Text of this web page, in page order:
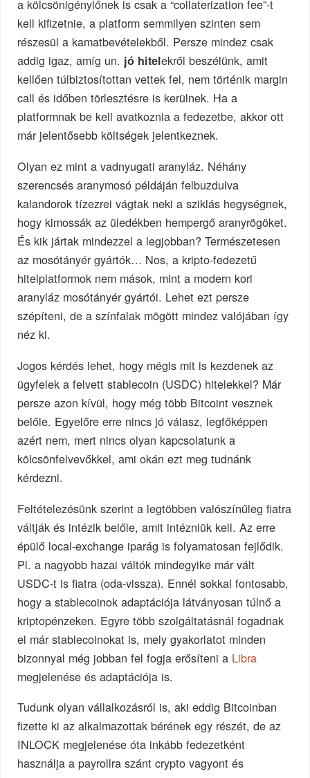
a kölcsönigénylőnek is csak a “collaterization fee”-t
kell kifizetnie, a platform semmilyen szinten sem
részesül a kamatbevételekből. Persze mindez csak
addig igaz, amíg un. jó hitelekről beszélünk, amit
kellően túlbiztosítottan vettek fel, nem történik margin
call és időben törlesztésre is kerülnek. Ha a
platformnak be kell avatkoznia a fedezetbe, akkor ott
már jelentősebb költségek jelentkeznek.
Olyan ez mint a vadnyugati aranyláz. Néhány
szerencsés aranymosó példáján felbuzdulva
kalandorok tízezrei vágtak neki a sziklás hegységnek,
hogy kimossák az üledékben hempergő aranyrögöket.
És kik jártak mindezzel a legjobban? Természetesen
az mosótányér gyártók… Nos, a kripto-fedezetű
hitelplatformok nem mások, mint a modern kori
aranyláz mosótányér gyártói. Lehet ezt persze
szépíteni, de a színfalak mögött mindez valójában így
néz ki.
Jogos kérdés lehet, hogy mégis mit is kezdenek az
ügyfelek a felvett stablecoin (USDC) hitelekkel? Már
persze azon kívül, hogy még több Bitcoint vesznek
belőle. Egyelőre erre nincs jó válasz, legfőképpen
azért nem, mert nincs olyan kapcsolatunk a
kölcsönfelvevőkkel, ami okán ezt meg tudnánk
kérdezni.
Feltételezésünk szerint a legtöbben valószínűleg fiatra
váltják és intézik belőle, amit intézniük kell. Az erre
épülő local-exchange iparág is folyamatosan fejlődik.
Pl. a nagyobb hazai váltók mindegyike már vált
USDC-t is fiatra (oda-vissza). Ennél sokkal fontosabb,
hogy a stablecoinok adaptációja látványosan túlnő a
kriptopénzeken. Egyre több szolgáltatásnál fogadnak
el már stablecoinokat is, mely gyakorlatot minden
bizonnyal még jobban fel fogja erősíteni a Libra
megjelenése és adaptációja is.
Tudunk olyan vállalkozásról is, aki eddig Bitcoinban
fizette ki az alkalmazottak bérének egy részét, de az
INLOCK megjelenése óta inkább fedezetként
használja a payrollra szánt crypto vagyont és